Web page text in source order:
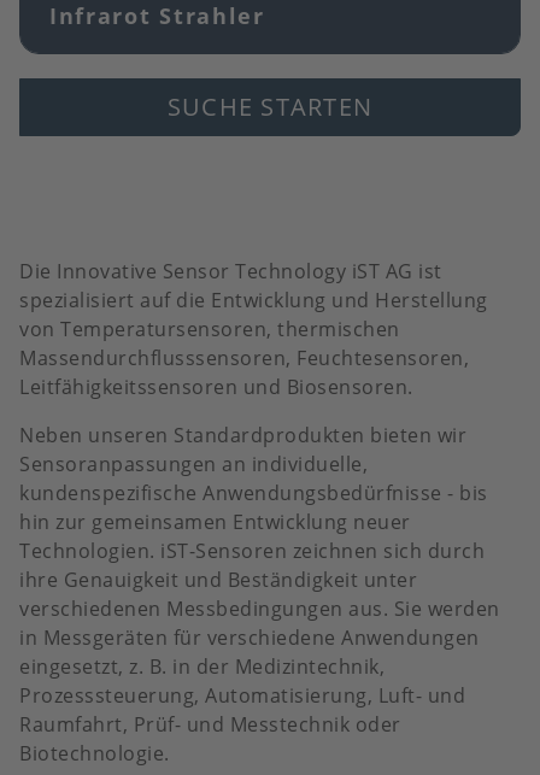
Infrarot Strahler
SUCHE STARTEN
Die Innovative Sensor Technology iST AG ist
spezialisiert auf die Entwicklung und Herstellung
von Temperatursensoren, thermischen
Massendurchflusssensoren, Feuchtesensoren,
Leitfähigkeitssensoren und Biosensoren.
Neben unseren Standardprodukten bieten wir
Sensoranpassungen an individuelle,
kundenspezifische Anwendungsbedürfnisse - bis
hin zur gemeinsamen Entwicklung neuer
Technologien. iST-Sensoren zeichnen sich durch
ihre Genauigkeit und Beständigkeit unter
verschiedenen Messbedingungen aus. Sie werden
in Messgeräten für verschiedene Anwendungen
eingesetzt, z. B. in der Medizintechnik,
Prozesssteuerung, Automatisierung, Luft- und
Raumfahrt, Prüf- und Messtechnik oder
Biotechnologie.